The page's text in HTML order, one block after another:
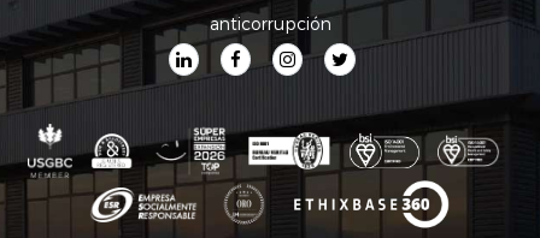
anticorrupción